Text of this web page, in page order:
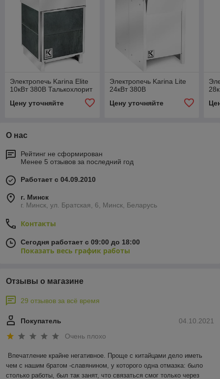
Электропечь Karina Elite
10кВт 380В Талькохлорит
Цену уточняйте
Электропечь Karina Lite
24кВт 380В
Цену уточняйте
О нас
Рейтинг не сформирован
Менее 5 отзывов за последний год
Работает с 04.09.2010
г. Минск
г. Минск, ул. Братская, 6, Минск, Беларусь
Контакты
Сегодня работает с 09:00 до 18:00
Показать весь график работы
Отзывы о магазине
29 отзывов за всё время
04.10.2021
Покупатель
Очень плохо
Впечатление крайне негативное. Проще с китайцами дело иметь
чем с нашим братом -славянином, у которого одна отмазка: было
столько работы, был так занят, что связаться смог только через